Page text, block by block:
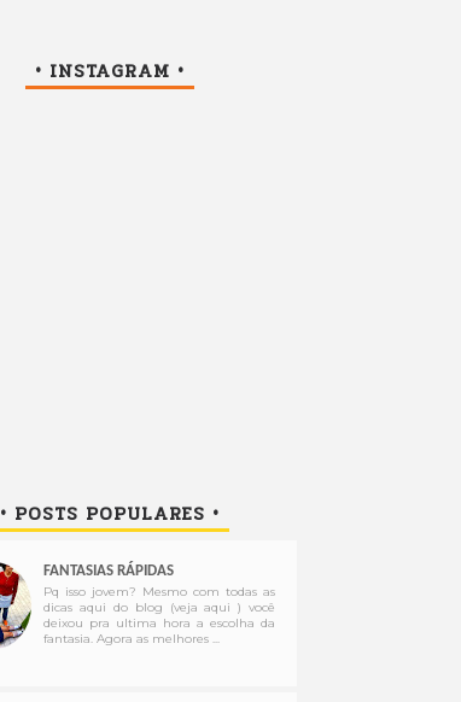
• INSTAGRAM •
• POSTS POPULARES •
FANTASIAS RÁPIDAS
Pq isso jovem? Mesmo com todas as
dicas aqui do blog (veja aqui ) você
deixou pra ultima hora a escolha da
fantasia. Agora as melhores ...